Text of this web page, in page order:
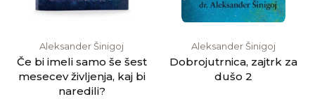
Aleksander Šinigoj
Če bi imeli samo še šest
mesecev življenja, kaj bi
naredili?
Aleksander Šinigoj
Dobrojutrnica, zajtrk za
dušo 2